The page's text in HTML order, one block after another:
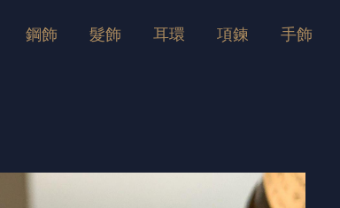
鋼飾 髮飾 耳環 項鍊 手飾